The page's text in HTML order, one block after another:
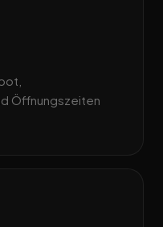
Öffnungszeiten